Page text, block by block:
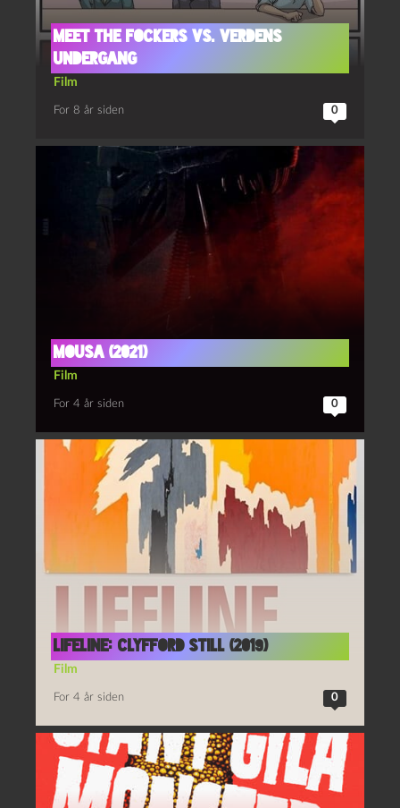
Meet the Fockers vs. verdens
undergang
Film
For 8 år siden 0
Mousa (2021)
Film
For 4 år siden 0
Lifeline: Clyfford Still (2019)
Film
For 4 år siden 0